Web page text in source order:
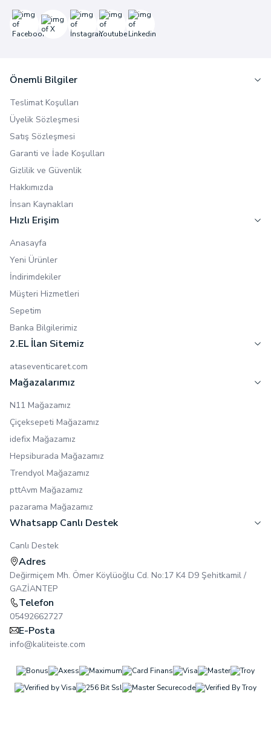
Facebook
X İnstagramYoutube Linkedin
Önemli Bilgiler
Teslimat Koşulları
Üyelik Sözleşmesi
Satış Sözleşmesi
Garanti ve İade Koşulları
Gizlilik ve Güvenlik
Hakkımızda
İnsan Kaynakları
Hızlı Erişim
Anasayfa
Yeni Ürünler
İndirimdekiler
Müşteri Hizmetleri
Sepetim
Banka Bilgilerimiz
2.EL İlan Sitemiz
ataseventicaret.com
Mağazalarımız
N11 Mağazamız
Çiçeksepeti Mağazamız
idefix Mağazamız
Hepsiburada Mağazamız
Trendyol Mağazamız
pttAvm Mağazamız
pazarama Mağazamız
Whatsapp Canlı Destek
Canlı Destek
Adres
Değirmiçem Mh. Ömer Köylüoğlu Cd. No:17 K4 D9 Şehitkamil /
GAZİANTEP
Telefon
05492662727
E-Posta
info@kaliteiste.com